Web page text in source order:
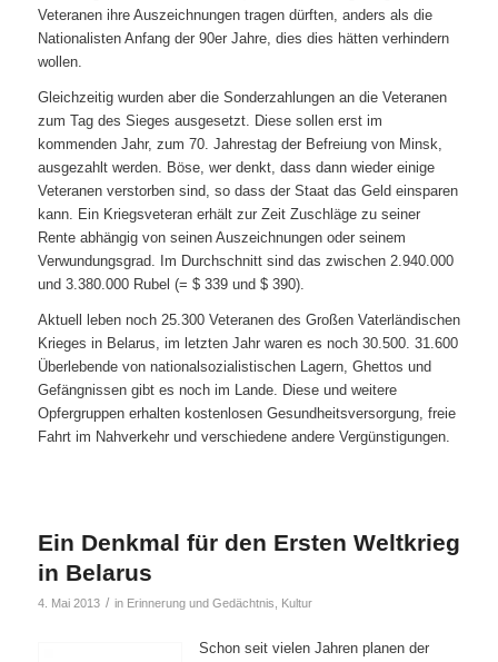
Veteranen ihre Auszeichnungen tragen dürften, anders als die
Nationalisten Anfang der 90er Jahre, dies dies hätten verhindern
wollen.
Gleichzeitig wurden aber die Sonderzahlungen an die Veteranen
zum Tag des Sieges ausgesetzt. Diese sollen erst im
kommenden Jahr, zum 70. Jahrestag der Befreiung von Minsk,
ausgezahlt werden. Böse, wer denkt, dass dann wieder einige
Veteranen verstorben sind, so dass der Staat das Geld einsparen
kann. Ein Kriegsveteran erhält zur Zeit Zuschläge zu seiner
Rente abhängig von seinen Auszeichnungen oder seinem
Verwundungsgrad. Im Durchschnitt sind das zwischen 2.940.000
und 3.380.000 Rubel (= $ 339 und $ 390).
Aktuell leben noch 25.300 Veteranen des Großen Vaterländischen
Krieges in Belarus, im letzten Jahr waren es noch 30.500. 31.600
Überlebende von nationalsozialistischen Lagern, Ghettos und
Gefängnissen gibt es noch im Lande. Diese und weitere
Opfergruppen erhalten kostenlosen Gesundheitsversorgung, freie
Fahrt im Nahverkehr und verschiedene andere Vergünstigungen.
Ein Denkmal für den Ersten Weltkrieg
in Belarus
4. Mai 2013 / in Erinnerung und Gedächtnis Kultur
Schon seit vielen Jahren planen der